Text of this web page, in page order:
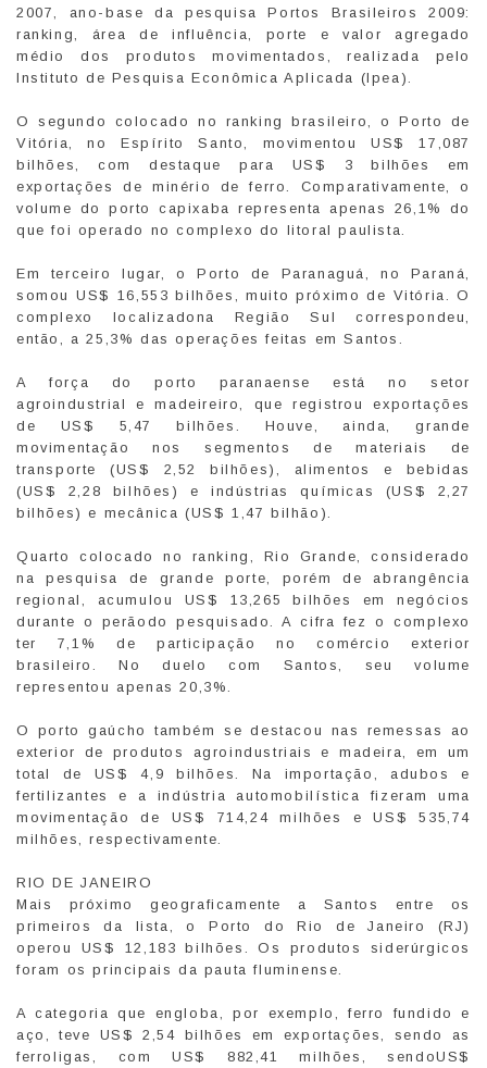
2007, ano-base da pesquisa Portos Brasileiros 2009:
ranking, área de influência, porte e valor agregado
médio dos produtos movimentados, realizada pelo
Instituto de Pesquisa Econômica Aplicada (Ipea).
O segundo colocado no ranking brasileiro, o Porto de
Vitória, no Espírito Santo, movimentou US$ 17,087
bilhões, com destaque para US$ 3 bilhões em
exportações de minério de ferro. Comparativamente, o
volume do porto capixaba representa apenas 26,1% do
que foi operado no complexo do litoral paulista.
Em terceiro lugar, o Porto de Paranaguá, no Paraná,
somou US$ 16,553 bilhões, muito próximo de Vitória. O
complexo localizadona Região Sul correspondeu,
então, a 25,3% das operações feitas em Santos.
A força do porto paranaense está no setor
agroindustrial e madeireiro, que registrou exportações
de US$ 5,47 bilhões. Houve, ainda, grande
movimentação nos segmentos de materiais de
transporte (US$ 2,52 bilhões), alimentos e bebidas
(US$ 2,28 bilhões) e indústrias químicas (US$ 2,27
bilhões) e mecânica (US$ 1,47 bilhão).
Quarto colocado no ranking, Rio Grande, considerado
na pesquisa de grande porte, porém de abrangência
regional, acumulou US$ 13,265 bilhões em negócios
durante o perãodo pesquisado. A cifra fez o complexo
ter 7,1% de participação no comércio exterior
brasileiro. No duelo com Santos, seu volume
representou apenas 20,3%.
O porto gaúcho também se destacou nas remessas ao
exterior de produtos agroindustriais e madeira, em um
total de US$ 4,9 bilhões. Na importação, adubos e
fertilizantes e a indústria automobilística fizeram uma
movimentação de US$ 714,24 milhões e US$ 535,74
milhões, respectivamente.
RIO DE JANEIRO
Mais próximo geograficamente a Santos entre os
primeiros da lista, o Porto do Rio de Janeiro (RJ)
operou US$ 12,183 bilhões. Os produtos siderúrgicos
foram os principais da pauta fluminense.
A categoria que engloba, por exemplo, ferro fundido e
aço, teve US$ 2,54 bilhões em exportações, sendo as
ferroligas, com US$ 882,41 milhões, sendoUS$